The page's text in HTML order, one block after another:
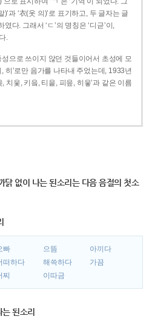
)’과 ‘衣(옷 의)’로 표기하고, 두 글자는 글
다. 그래서 ‘ㄷ’의 명칭은 ‘디귿’이,
.
성으로 쓰이지 않던 것들이어서 초성에 모
, 히’로만 음가를 나타내 주었는데, 1933년
, 치읓, 키읔, 티읕, 피읖, 히읗’과 같은 이름
닭 없이 나는 된소리는 다음 음절의 첫소
빠 으뜸
아끼다
떠하다 해쓱하다
가끔
찌 이따금
된소리